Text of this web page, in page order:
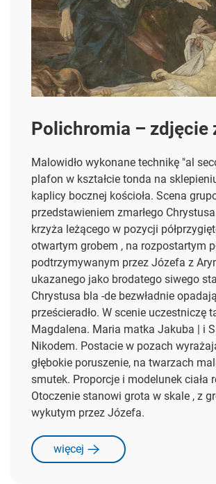
Polichromia – zdjęcie
Malowidło wykonane technikę "al
plafon w kształcie tonda na
kaplicy bocznej kościoła. Scena
przedstawieniem zmarłego
krzyża leżącego w pozycji
otwartym grobem , na rozpostartym
podtrzymywanym przez Józefa z
ukazanego jako brodatego siwego
Chrystusa bla -de bezwładnie
prześcieradło. W scenie uczestniczę
Magdalena. Maria matka Jakuba | i
Nikodem. Postacie w pozach
głębokie poruszenie, na twarzach
smutek. Proporcje i modelunek ciała
Otoczenie stanowi grota w skale , z
wykutym przez Józefa.
więcej